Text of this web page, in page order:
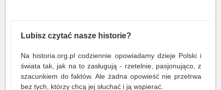
Lubisz czytać nasze historie?
Na historia.org.pl codziennie opowiadamy dzieje Polski i
świata tak, jak na to zasługują - rzetelnie, pasjonująco, z
szacunkiem do faktów. Ale żadna opowieść nie przetrwa
bez tych, którzy chcą jej słuchać i ją wspierać.